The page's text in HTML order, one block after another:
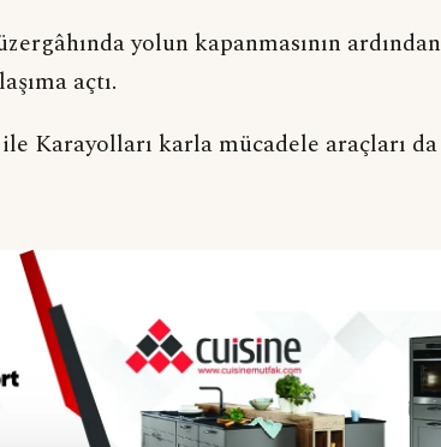
yolun kapanmasının ardından
açtı.
Karayolları karla mücadele araçları da